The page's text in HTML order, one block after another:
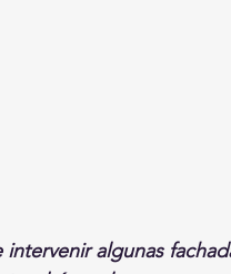
algunas